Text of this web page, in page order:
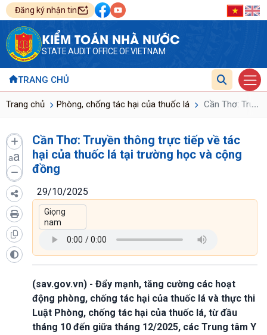
Đăng ký nhận tin
KIỂM TOÁN NHÀ NƯỚC
STATE AUDIT OFFICE OF VIETNAM
TRANG CHỦ
Trang chủ Phòng, chống tác hại của thuốc lá Cần Thơ: ...
aa
Cần Thơ: Truyền thông trực tiếp về tác
hại của thuốc lá tại trường học và cộng
đồng
29/10/2025
(sav.gov.vn) - Đẩy mạnh, tăng cường các hoạt
động phòng, chống tác hại của thuốc lá và thực thi
Luật Phòng, chống tác hại của thuốc lá, từ đầu
tháng 10 đến giữa tháng 12/2025, các Trung tâm Y